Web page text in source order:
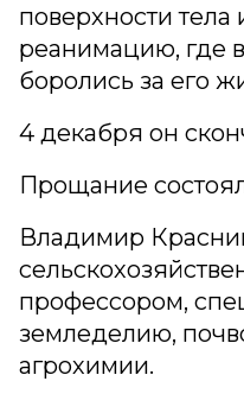
поверхности тела
реанимацию, где
боролись за его
4 декабря он
Прощание
Владимир
профессором,
земледелию,
агрохимии.